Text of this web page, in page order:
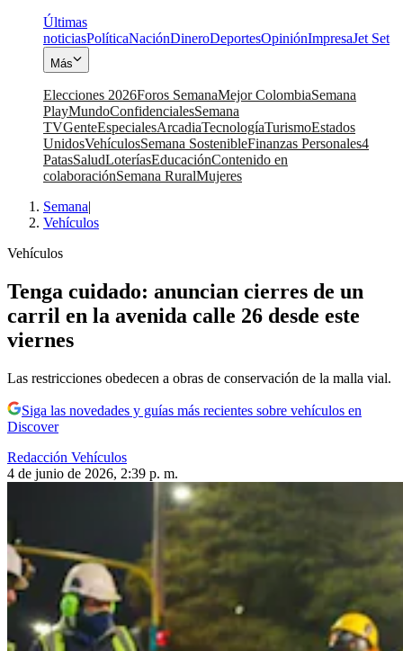
Últimas
noticiasPolíticaNaciónDineroDeportesOpiniónImpresaJet Set
Más
Elecciones 2026Foros SemanaMejor ColombiaSemana
PlayMundoConfidencialesSemana
TVGenteEspecialesArcadiaTecnologíaTurismoEstados
UnidosVehículosSemana SostenibleFinanzas Personales4
PatasSaludLoteríasEducaciónContenido en
colaboraciónSemana RuralMujeres
Semana|
Vehículos
Vehículos
Tenga cuidado: anuncian cierres de un
carril en la avenida calle 26 desde este
viernes
Las restricciones obedecen a obras de conservación de la malla vial.
Siga las novedades y guías más recientes sobre vehículos en
Discover
Redacción Vehículos
4 de junio de 2026, 2:39 p. m.